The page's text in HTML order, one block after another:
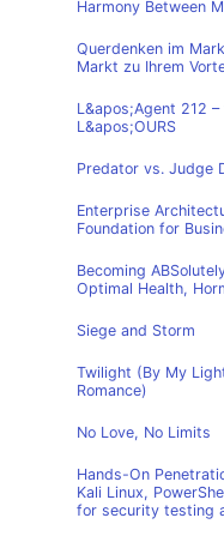
Harmony Between
Querdenken im
Markt zu Ihrem
L&apos;Agent 212 –
L&apos;OURS
Predator vs. Judge
Enterprise
Foundation for
Becoming
Optimal Health,
Siege and Storm
Twilight (By My
Romance)
No Love, No Limits
Hands-On
Kali Linux,
for security testing